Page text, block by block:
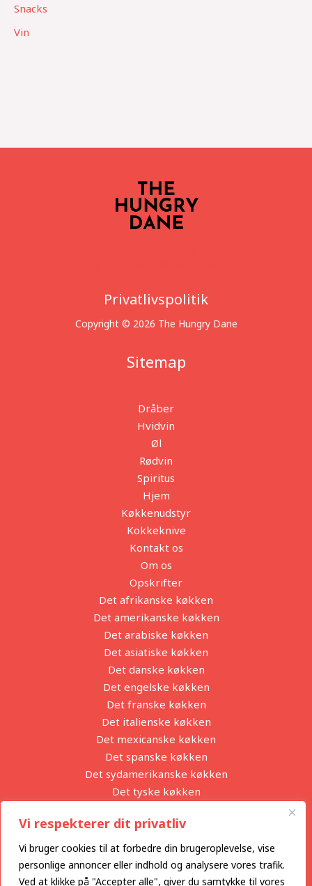
Vi respekterer dit privatliv
Vi bruger cookies til at forbedre din brugeroplevelse, vise
personlige annoncer eller indhold og analysere vores trafik.
Ved at klikke på "Accepter alle", giver du samtykke til vores
Snacks
Vin
Privatlivspolitik
Copyright © 2026 The Hungry Dane
Sitemap
Dråber
Hvidvin
Øl
Rødvin
Spiritus
Hjem
Køkkenudstyr
Kokkeknive
Kontakt os
Om os
Opskrifter
Det afrikanske køkken
Det amerikanske køkken
Det arabiske køkken
Det asiatiske køkken
Det danske køkken
Det engelske køkken
Det franske køkken
Det italienske køkken
Det mexicanske køkken
Det spanske køkken
Det sydamerikanske køkken
Det tyske køkken
Privatlivspolitik
Se alle blogindlæg
Archives